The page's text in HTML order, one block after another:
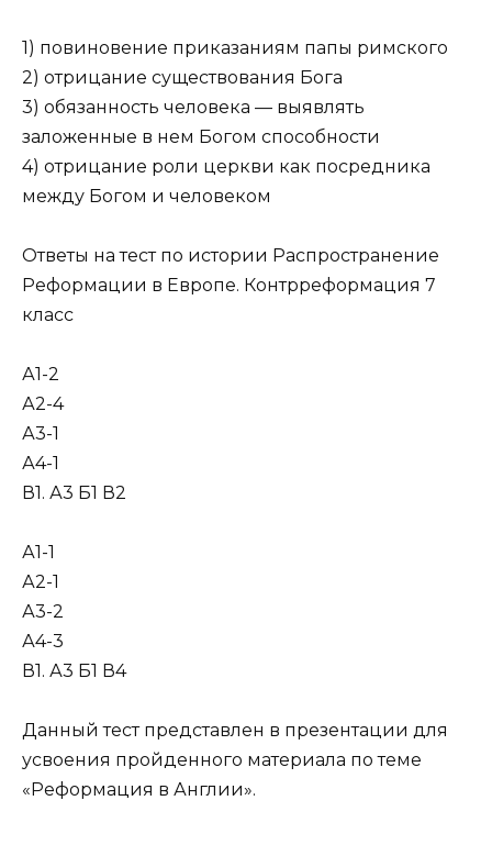
1) повиновение приказаниям папы римского
2) отрицание существования Бога
3) обязанность человека — выявлять
заложенные в нем Богом способности
4) отрицание роли церкви как посредника
между Богом и человеком
Ответы на тест по истории Распространение
Реформации в Европе. Контрреформация 7
класс
А1-2
А2-4
А3-1
А4-1
В1. А3 Б1 В2
А1-1
А2-1
А3-2
А4-3
В1. А3 Б1 В4
Данный тест представлен в презентации для
усвоения пройденного материала по теме
«Реформация в Англии».